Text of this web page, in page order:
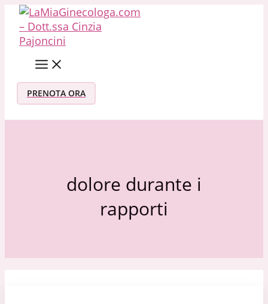
Vai al contenuto
PRENOTA ORA
dolore durante i
rapporti